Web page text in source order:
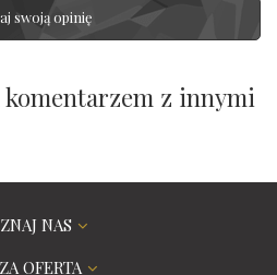
swoją opinię
z innymi
NAS
OFERTA